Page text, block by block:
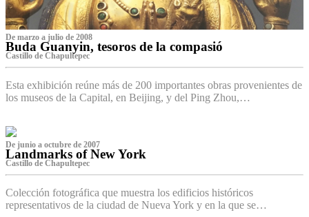
De marzo a julio de 2008
Buda Guanyin, tesoros de la compasió
Castillo de Chapultepec
Esta exhibición reúne más de 200 importantes obras provenientes de
los museos de la Capital, en Beijing, y del Ping Zhou,…
De junio a octubre de 2007
Landmarks of New York
Castillo de Chapultepec
Colección fotográfica que muestra los edificios históricos
representativos de la ciudad de Nueva York y en la que se…